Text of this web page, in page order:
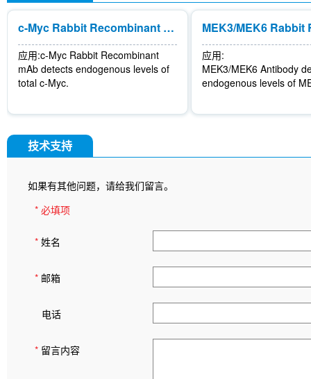
c-Myc Rabbit Recombinant mAb
应用:c-Myc Rabbit Recombinant
mAb detects endogenous levels of
total c-Myc.
应用:
MEK3/MEK6 Antibody
endogenous levels of
技术支持
如果有其他问题，请给我们留言。
* 必填项
* 姓名
* 邮箱
电话
* 留言内容